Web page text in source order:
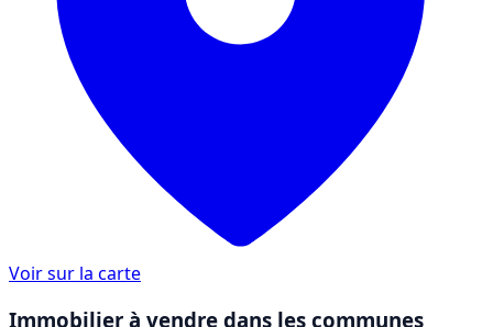
Voir sur la carte
Immobilier à vendre dans les communes